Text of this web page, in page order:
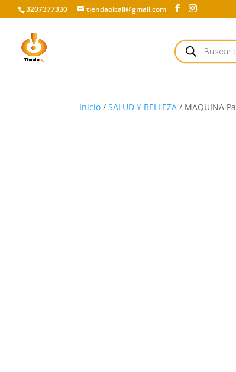
3207377330 tiendaoicali@gmail.com
Búsqueda
de
productos
Inicio /SALUD Y BELLEZA / MAQUINA